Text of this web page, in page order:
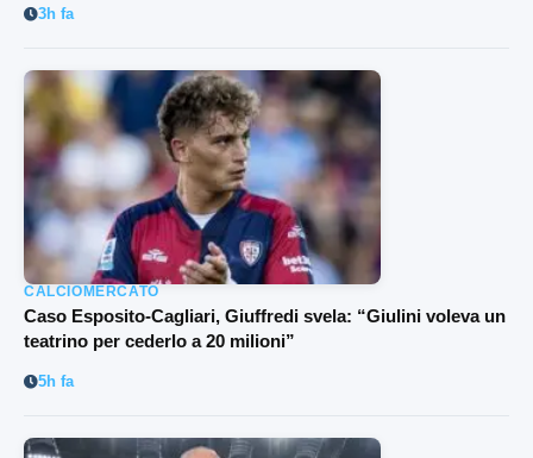
3h fa
CALCIOMERCATO
Caso Esposito-Cagliari, Giuffredi svela: “Giulini voleva un
teatrino per cederlo a 20 milioni”
5h fa